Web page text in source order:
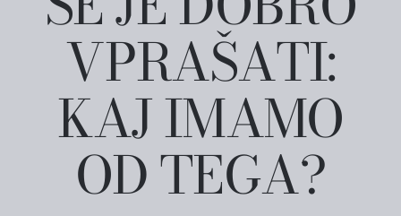
VPRAŠATI:
KAJ IMAMO
OD TEGA?